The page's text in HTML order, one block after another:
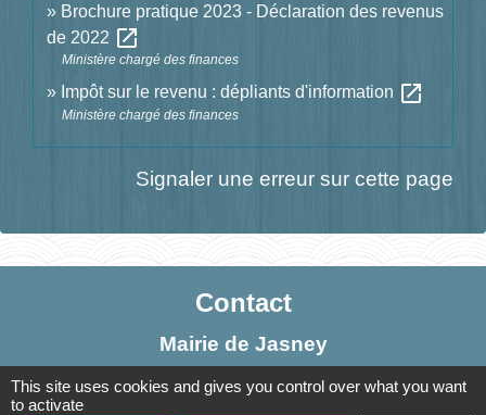
Brochure pratique 2023 - Déclaration des revenus
de 2022 open_in_new
Ministère chargé des finances
Impôt sur le revenu : dépliants d'information open_in_new
Ministère chargé des finances
Signaler une erreur sur cette page
Contact
Mairie de Jasney
This site uses cookies and gives you control over what you want
to activate